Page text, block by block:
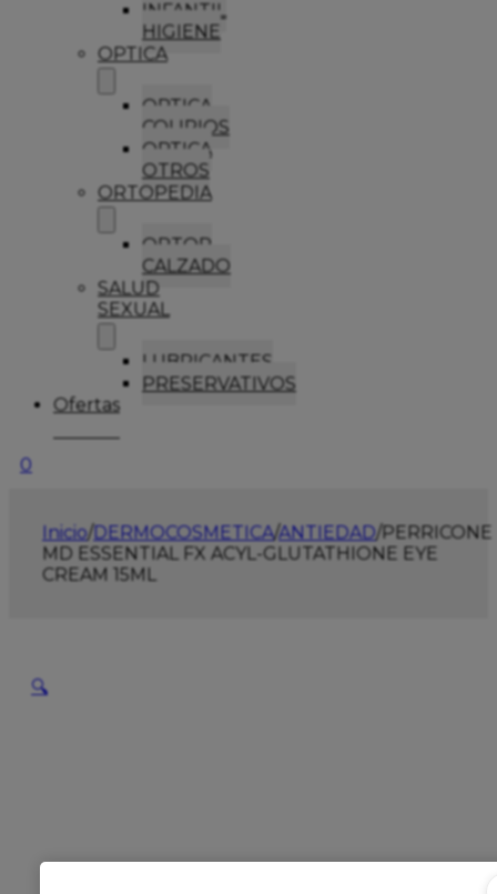
INFANTIL
HIGIENE
OPTICA
OPTICA
COLIRIOS
OPTICA
OTROS
ORTOPEDIA
ORTOP
CALZADO
SALUD
SEXUAL
LUBRICANTES
PRESERVATIVOS
Ofertas
0
Inicio/DERMOCOSMETICA/ANTIEDAD/PERRICONE
MD ESSENTIAL FX ACYL-GLUTATHIONE EYE
CREAM 15ML
🔍